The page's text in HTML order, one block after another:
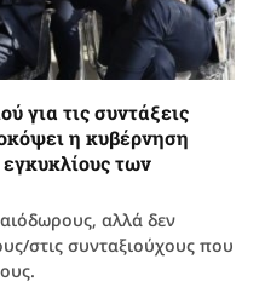
για τις συντάξεις
η κυβέρνηση
των
αλλά δεν
στις συνταξιούχους που